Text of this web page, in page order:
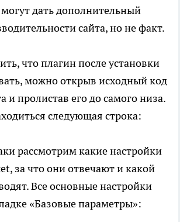
дать дополнительный
сайта, но не факт.
что плагин после установки
можно открыв исходный код
и пролистав его до самого низа.
следующая строка:
рассмотрим какие настройки
за что они отвечают и какой
Все основные настройки
«Базовые параметры»: